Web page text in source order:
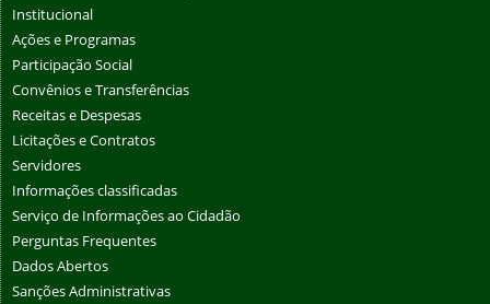
Institucional
Ações e Programas
Participação Social
Convênios e Transferências
Receitas e Despesas
Licitações e Contratos
Servidores
Informações classificadas
Serviço de Informações ao Cidadão
Perguntas Frequentes
Dados Abertos
Sanções Administrativas